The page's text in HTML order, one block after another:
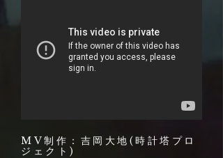
MV制作：吉岡大地(時計塔プロ
ジェクト)